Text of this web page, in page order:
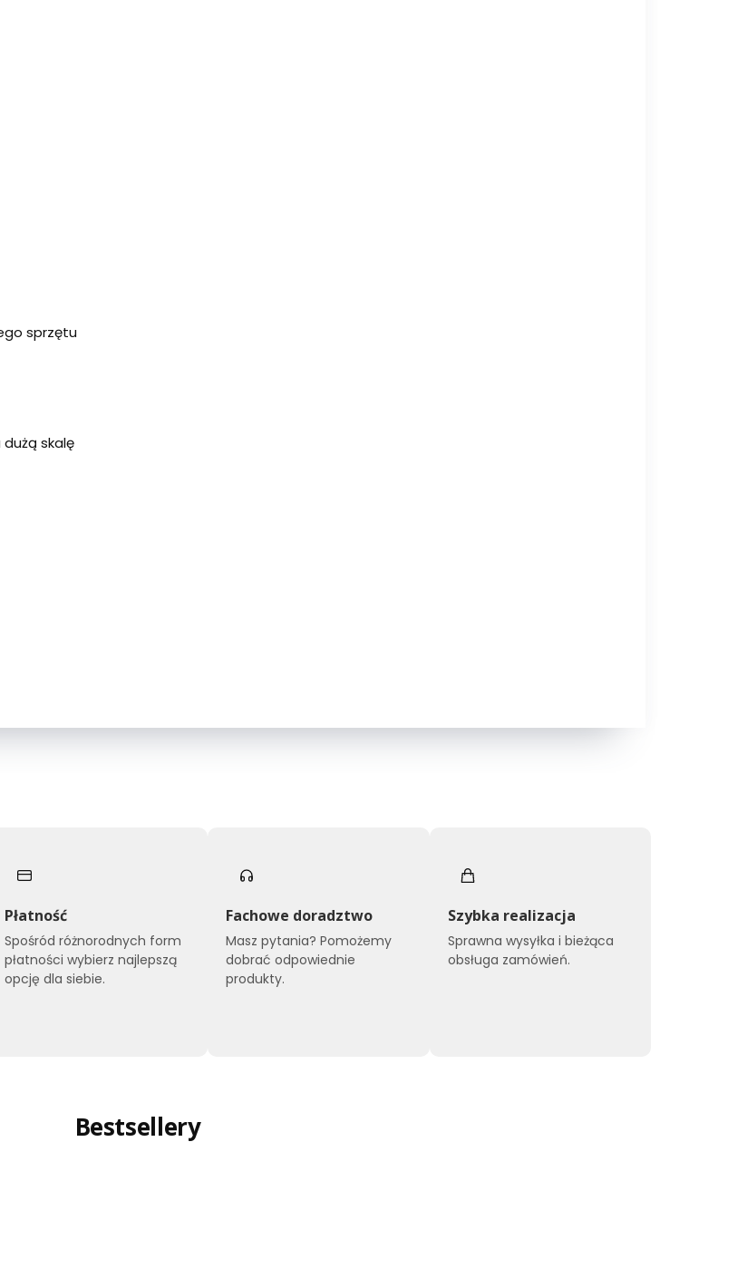
sprzętu
skalę
Płatność
Spośród różnorodnych form
płatności wybierz najlepszą
opcję dla siebie.
Fachowe doradztwo
Masz pytania? Pomożemy
dobrać odpowiednie
produkty.
Szybka realizacja
Sprawna wysyłka i bieżąca
obsługa zamówień.
Bestsellery